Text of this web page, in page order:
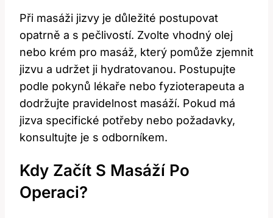
Při masáži jizvy je důležité postupovat
opatrně a s pečlivostí. Zvolte vhodný olej
nebo krém pro masáž, který pomůže zjemnit
jizvu a udržet ji hydratovanou. Postupujte
podle pokynů lékaře nebo fyzioterapeuta a
dodržujte pravidelnost masáží. Pokud má
jizva specifické potřeby nebo požadavky,
konsultujte je s odborníkem.
Kdy Začít S Masáží Po
Operaci?